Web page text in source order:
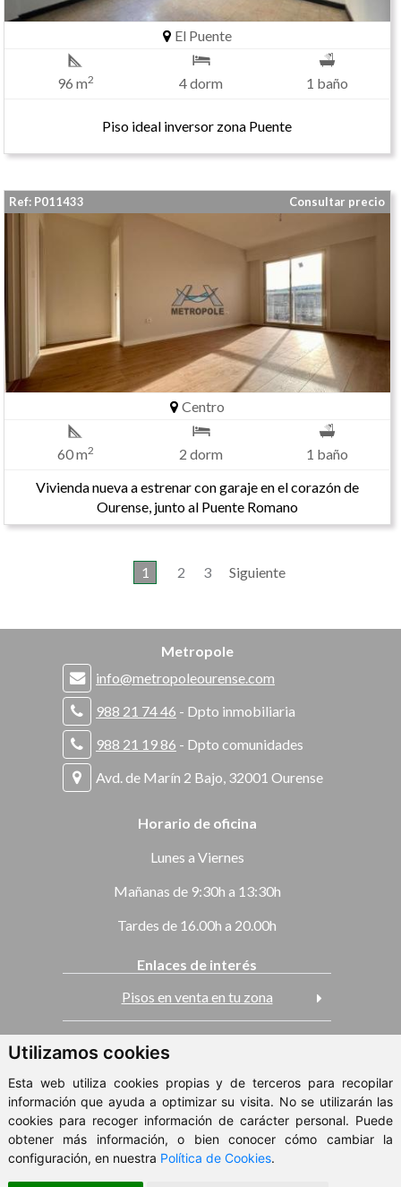
Utilizamos cookies
Esta web utiliza cookies propias y de terceros para recopilar
información que ayuda a optimizar su visita. No se utilizarán las
cookies para recoger información de carácter personal. Puede
obtener más información, o bien conocer cómo cambiar la
configuración, en nuestra Política de Cookies.
El Puente
96 m2 4 dorm 1 baño
Piso ideal inversor zona Puente
Ref: P011433 Consultar precio
Centro
60 m2 2 dorm
1 baño
Vivienda nueva a estrenar con garaje en el corazón de
Ourense, junto al Puente Romano
1 2 3 Siguiente
Metropole
info@metropoleourense.com
988 21 74 46 - Dpto inmobiliaria
988 21 19 86 - Dpto comunidades
Avd. de Marín 2 Bajo, 32001 Ourense
Horario de oficina
Lunes a Viernes
Mañanas de 9:30h a 13:30h
Tardes de 16.00h a 20.00h
Enlaces de interés
Pisos en venta en tu zona
Pisos en alquiler
ClickViviendas
© 2026 - Metropole